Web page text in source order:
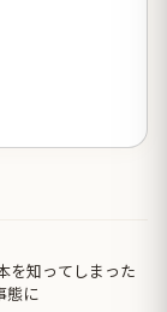
を知ってしまった
態に